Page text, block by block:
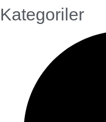
Kategoriler